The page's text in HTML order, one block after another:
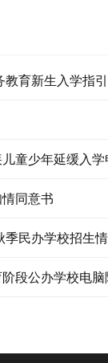
育新生入学指引
童少年延缓入学
同意书
民办学校招生
段公办学校电